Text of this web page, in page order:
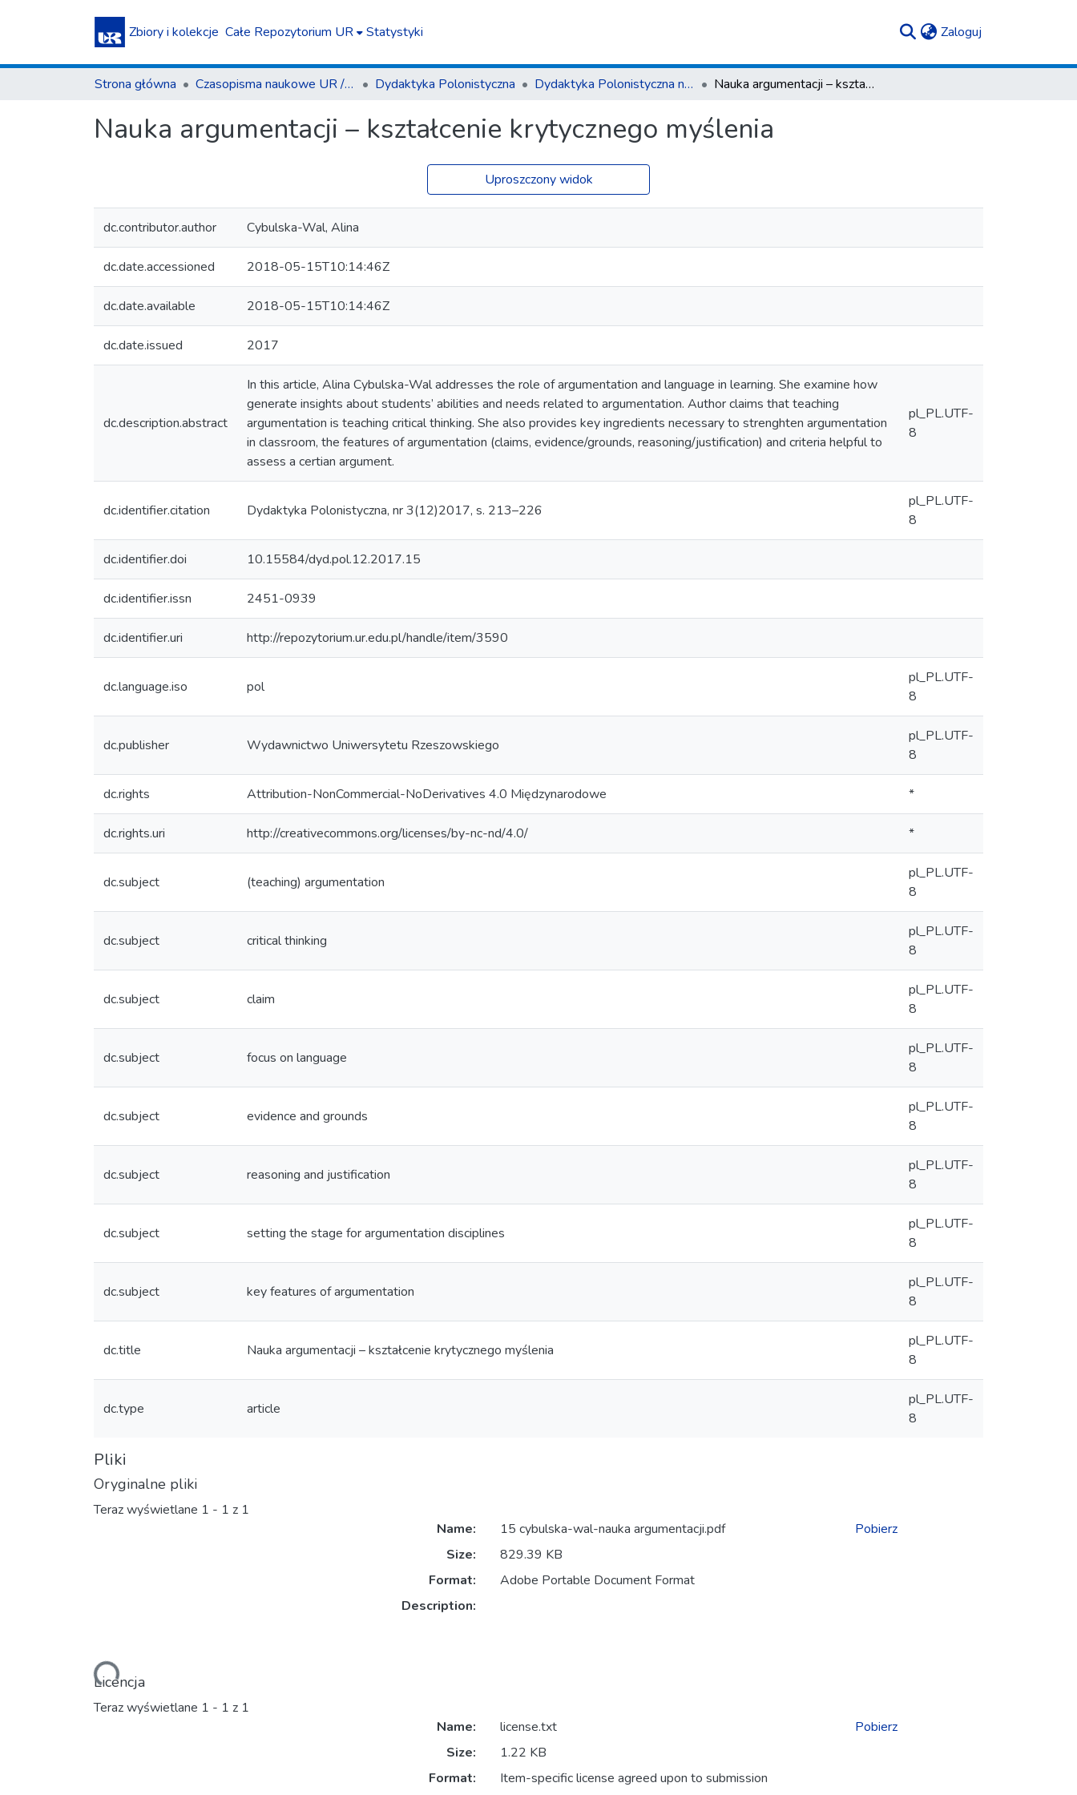
Zbiory i kolekcje Całe Repozytorium UR Statystyki Zaloguj
Strona główna Czasopisma naukowe UR / Scientific Journals Dydaktyka Polonistyczna Dydaktyka Polonistyczna nr 3(12)2017 Nauka argumentacji – kształcenie krytycznego myślenia
Nauka argumentacji – kształcenie krytycznego myślenia
Uproszczony widok
dc.contributor.author Cybulska-Wal, Alina
dc.date.accessioned 2018-05-15T10:14:46Z
dc.date.available 2018-05-15T10:14:46Z
dc.date.issued 2017
dc.description.abstract
In this article, Alina Cybulska-Wal addresses the role of argumentation and language in learning. She examine how
generate insights about students’ abilities and needs related to argumentation. Author claims that teaching
argumentation is teaching critical thinking. She also provides key ingredients necessary to strenghten argumentation
in classroom, the features of argumentation (claims, evidence/grounds, reasoning/justification) and criteria helpful to
assess a certian argument.
pl_PL.UTF-
8
dc.identifier.citation Dydaktyka Polonistyczna, nr 3(12)2017, s. 213–226
pl_PL.UTF-
8
dc.identifier.doi 10.15584/dyd.pol.12.2017.15
dc.identifier.issn 2451-0939
dc.identifier.uri http://repozytorium.ur.edu.pl/handle/item/3590
dc.language.iso pol
pl_PL.UTF-
8
dc.publisher Wydawnictwo Uniwersytetu Rzeszowskiego
pl_PL.UTF-
8
dc.rights Attribution-NonCommercial-NoDerivatives 4.0 Międzynarodowe *
dc.rights.uri http://creativecommons.org/licenses/by-nc-nd/4.0/ *
dc.subject (teaching) argumentation
pl_PL.UTF-
8
dc.subject critical thinking
pl_PL.UTF-
8
dc.subject claim
pl_PL.UTF-
8
dc.subject focus on language
pl_PL.UTF-
8
dc.subject evidence and grounds
pl_PL.UTF-
8
dc.subject reasoning and justification
pl_PL.UTF-
8
dc.subject setting the stage for argumentation disciplines
pl_PL.UTF-
8
dc.subject key features of argumentation
pl_PL.UTF-
8
dc.title Nauka argumentacji – kształcenie krytycznego myślenia
pl_PL.UTF-
8
dc.type article
pl_PL.UTF-
8
Pliki
Oryginalne pliki
Teraz wyświetlane 1 - 1 z 1
Ładowanie...
Name:
15 cybulska-wal-nauka argumentacji.pdf
Size:
829.39 KB
Format:
Adobe Portable Document Format
Description:
Pobierz
Licencja
Teraz wyświetlane 1 - 1 z 1
Name:
license.txt
Size:
1.22 KB
Format:
Item-specific license agreed upon to submission
Pobierz